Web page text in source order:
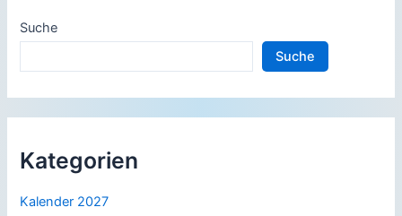
Suche
Suche
Kategorien
Kalender 2027